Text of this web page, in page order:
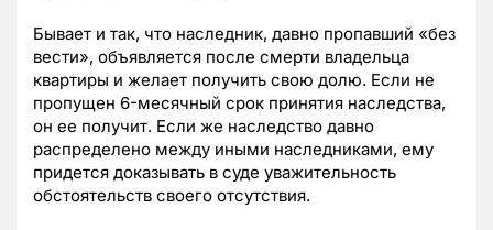
Бывает и так, что наследник, давно пропавший «без
вести», объявляется после смерти владельца
квартиры и желает получить свою долю. Если не
пропущен 6-месячный срок принятия наследства,
он ее получит. Если же наследство давно
распределено между иными наследниками, ему
придется доказывать в суде уважительность
обстоятельств своего отсутствия.